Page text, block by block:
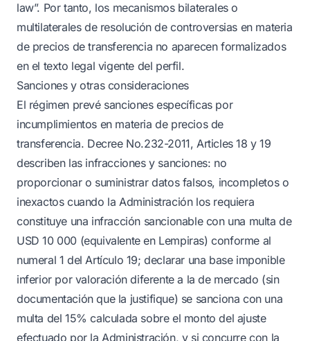
law”. Por tanto, los mecanismos bilaterales o
multilaterales de resolución de controversias en materia
de precios de transferencia no aparecen formalizados
en el texto legal vigente del perfil.
Sanciones y otras consideraciones
El régimen prevé sanciones específicas por
incumplimientos en materia de precios de
transferencia. Decree No.232-2011, Articles 18 y 19
describen las infracciones y sanciones: no
proporcionar o suministrar datos falsos, incompletos o
inexactos cuando la Administración los requiera
constituye una infracción sancionable con una multa de
USD 10 000 (equivalente en Lempiras) conforme al
numeral 1 del Artículo 19; declarar una base imponible
inferior por valoración diferente a la de mercado (sin
documentación que la justifique) se sanciona con una
multa del 15% calculada sobre el monto del ajuste
efectuado por la Administración, y si concurre con la